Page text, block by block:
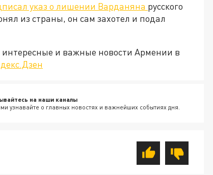
указ о лишении Варданяна русского
из страны, он сам захотел и подал
и важные новости Армении в
на наши каналы
узнавайте о главных новостях и важнейших событиях дня.